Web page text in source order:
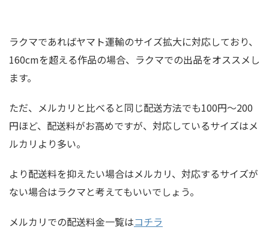
ラクマであればヤマト運輸のサイズ拡大に対応しており、
160cmを超える作品の場合、ラクマでの出品をオススメし
ます。
ただ、メルカリと比べると同じ配送方法でも100円～200
円ほど、配送料がお高めですが、対応しているサイズはメ
ルカリより多い。
より配送料を抑えたい場合はメルカリ、対応するサイズが
ない場合はラクマと考えてもいいでしょう。
メルカリでの配送料金一覧はコチラ